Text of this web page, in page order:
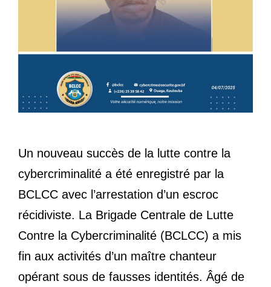
Un nouveau succès de la lutte contre la
cybercriminalité a été enregistré par la
BCLCC avec l’arrestation d’un escroc
récidiviste. La Brigade Centrale de Lutte
Contre la Cybercriminalité (BCLCC) a mis
fin aux activités d’un maître chanteur
opérant sous de fausses identités. Âgé de